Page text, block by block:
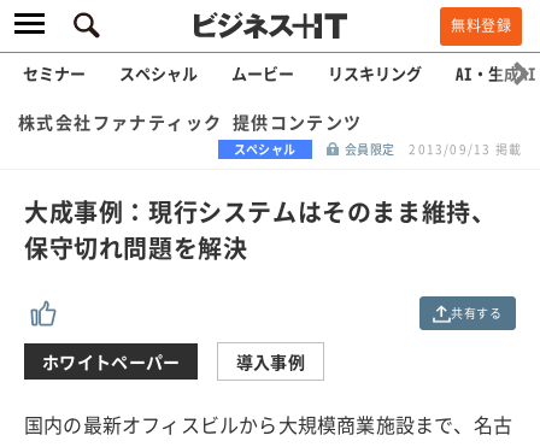
無料登録
セミナー スペシャル ムービー リスキリング AI・生成AI
株式会社ファナティック 提供コンテンツ
スペシャル 会員限定 2013/09/13 掲載
大成事例：現行システムはそのまま維持、
保守切れ問題を解決
共有する
ホワイトペーパー 導入事例
国内の最新オフィスビルから大規模商業施設まで、名古